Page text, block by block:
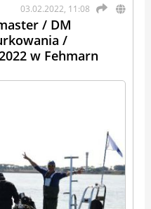
03.02.2022, 11:08
/ DM
/
w Fehmarn